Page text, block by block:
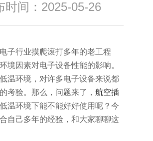
时间：2025-05-26
子行业摸爬滚打多年的老工程
境因素对电子设备性能的影响。
温环境，对许多电子设备来说都
考验。那么，问题来了， 航空插
温环境下能不能好好使用呢？今
自己多年的经验，和大家聊聊这